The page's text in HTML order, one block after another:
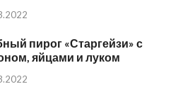
пирог «Старгейзи» с
яйцами и луком